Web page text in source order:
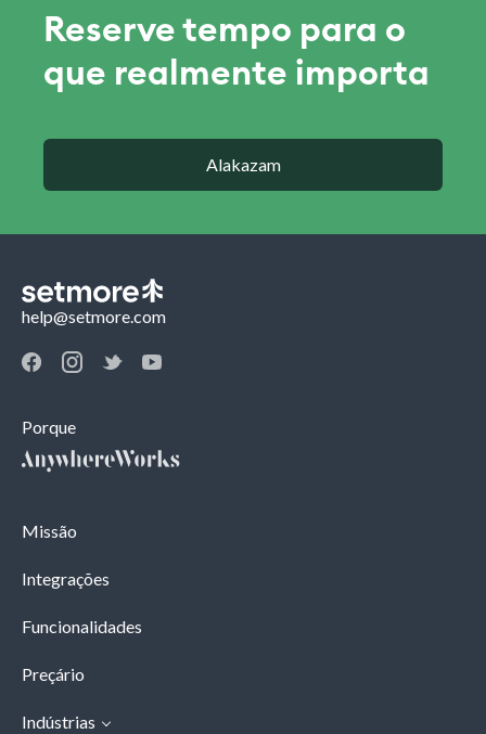
Reserve tempo para o
que realmente importa
Alakazam
help@setmore.com
Porque
Missão
Integrações
Funcionalidades
Preçário
Indústrias